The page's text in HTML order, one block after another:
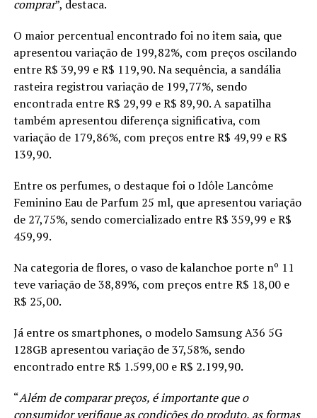
comprar”, destaca.
O maior percentual encontrado foi no item saia, que
apresentou variação de 199,82%, com preços oscilando
entre R$ 39,99 e R$ 119,90. Na sequência, a sandália
rasteira registrou variação de 199,77%, sendo
encontrada entre R$ 29,99 e R$ 89,90. A sapatilha
também apresentou diferença significativa, com
variação de 179,86%, com preços entre R$ 49,99 e R$
139,90.
Entre os perfumes, o destaque foi o Idôle Lancôme
Feminino Eau de Parfum 25 ml, que apresentou variação
de 27,75%, sendo comercializado entre R$ 359,99 e R$
459,99.
Na categoria de flores, o vaso de kalanchoe porte nº 11
teve variação de 38,89%, com preços entre R$ 18,00 e
R$ 25,00.
Já entre os smartphones, o modelo Samsung A36 5G
128GB apresentou variação de 37,58%, sendo
encontrado entre R$ 1.599,00 e R$ 2.199,90.
“Além de comparar preços, é importante que o
consumidor verifique as condições do produto, as formas